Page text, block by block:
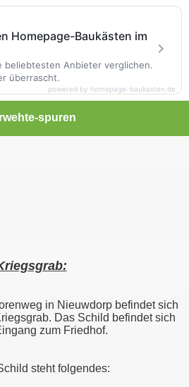
spuren
in Nieuwdorp befindet sich
Das Schild befindet sich
zum Friedhof.
steht folgendes:
Homepage-Baukästen im
beliebtesten Anbieter verglichen.
überrascht.
powered by homepage-baukasten.de